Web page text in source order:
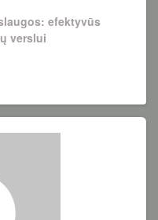
efektyvūs
verslui